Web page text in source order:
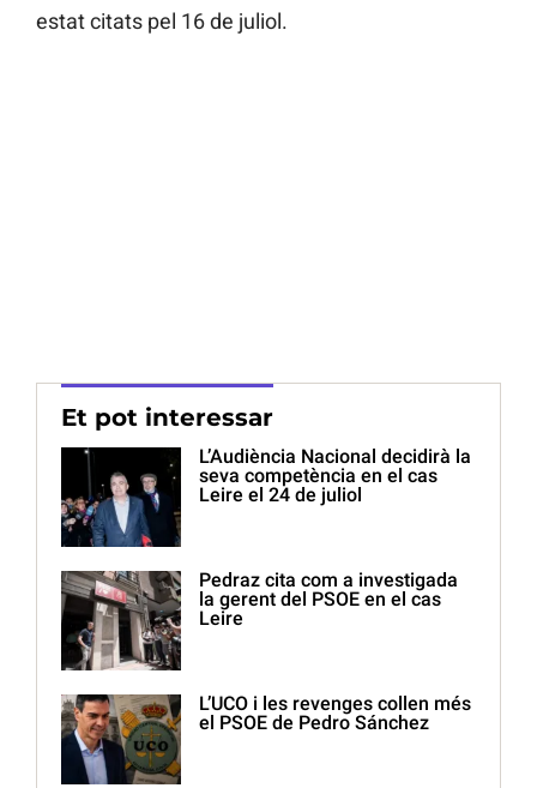
estat citats pel 16 de juliol.
Et pot interessar
L’Audiència Nacional decidirà la
seva competència en el cas
Leire el 24 de juliol
Pedraz cita com a investigada
la gerent del PSOE en el cas
Leire
L’UCO i les revenges collen més
el PSOE de Pedro Sánchez